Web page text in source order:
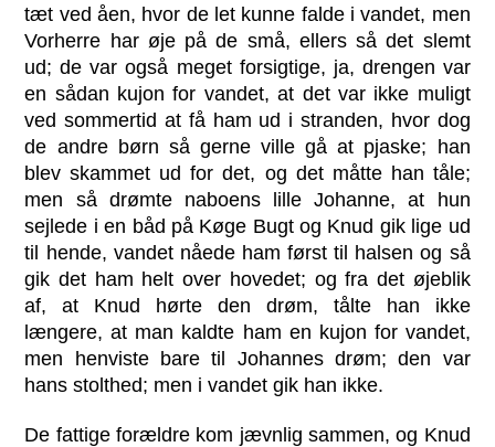
tæt ved åen, hvor de let kunne falde i vandet, men
Vorherre har øje på de små, ellers så det slemt
ud; de var også meget forsigtige, ja, drengen var
en sådan kujon for vandet, at det var ikke muligt
ved sommertid at få ham ud i stranden, hvor dog
de andre børn så gerne ville gå at pjaske; han
blev skammet ud for det, og det måtte han tåle;
men så drømte naboens lille Johanne, at hun
sejlede i en båd på Køge Bugt og Knud gik lige ud
til hende, vandet nåede ham først til halsen og så
gik det ham helt over hovedet; og fra det øjeblik
af, at Knud hørte den drøm, tålte han ikke
længere, at man kaldte ham en kujon for vandet,
men henviste bare til Johannes drøm; den var
hans stolthed; men i vandet gik han ikke.
De fattige forældre kom jævnlig sammen, og Knud